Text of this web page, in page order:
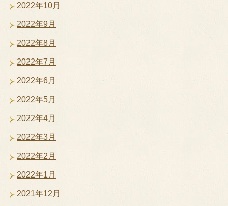
2022年10月
2022年9月
2022年8月
2022年7月
2022年6月
2022年5月
2022年4月
2022年3月
2022年2月
2022年1月
2021年12月